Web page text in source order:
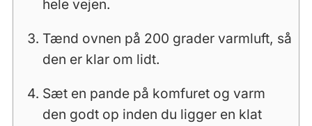
hele vejen.
Tænd ovnen på 200 grader varmluft, så
den er klar om lidt.
Sæt en pande på komfuret og varm
den godt op inden du ligger en klat